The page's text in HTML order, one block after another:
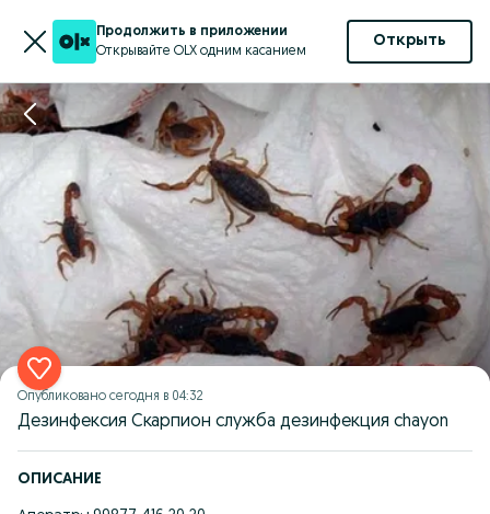
Продолжить в приложении
Открывайте OLX одним касанием
Открыть
Опубликовано сегодня в 04:32
Дезинфексия Скарпион служба дезинфекция chayon
ОПИСАНИЕ